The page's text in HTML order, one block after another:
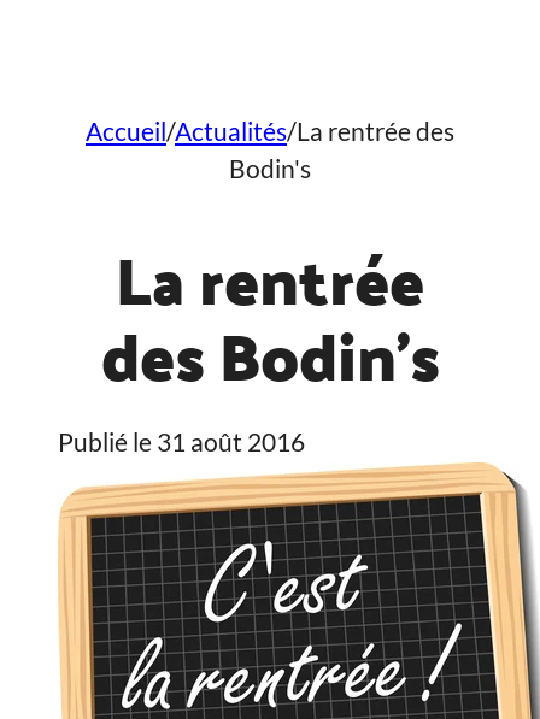
Accueil/Actualités/La rentrée des
Bodin's
La rentrée
des Bodin’s
Publié le 31 août 2016